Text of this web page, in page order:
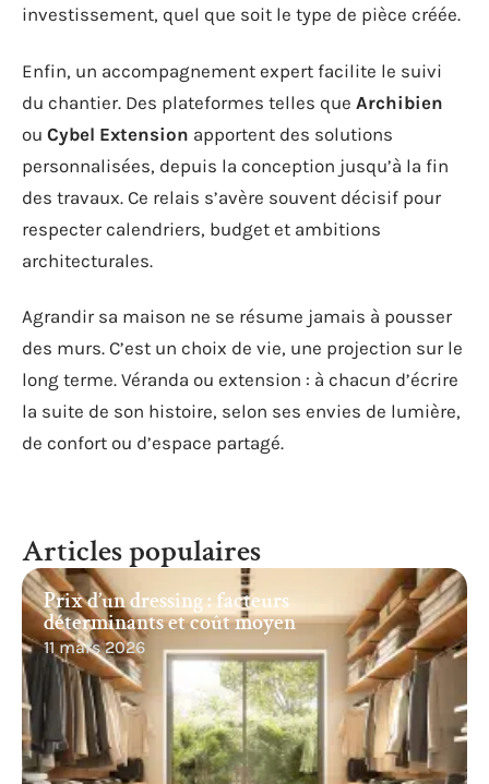
investissement, quel que soit le type de pièce créée.
Enfin, un accompagnement expert facilite le suivi
du chantier. Des plateformes telles que Archibien
ou Cybel Extension apportent des solutions
personnalisées, depuis la conception jusqu’à la fin
des travaux. Ce relais s’avère souvent décisif pour
respecter calendriers, budget et ambitions
architecturales.
Agrandir sa maison ne se résume jamais à pousser
des murs. C’est un choix de vie, une projection sur le
long terme. Véranda ou extension : à chacun d’écrire
la suite de son histoire, selon ses envies de lumière,
de confort ou d’espace partagé.
Articles populaires
Prix d’un dressing : facteurs
déterminants et coût moyen
11 mars 2026